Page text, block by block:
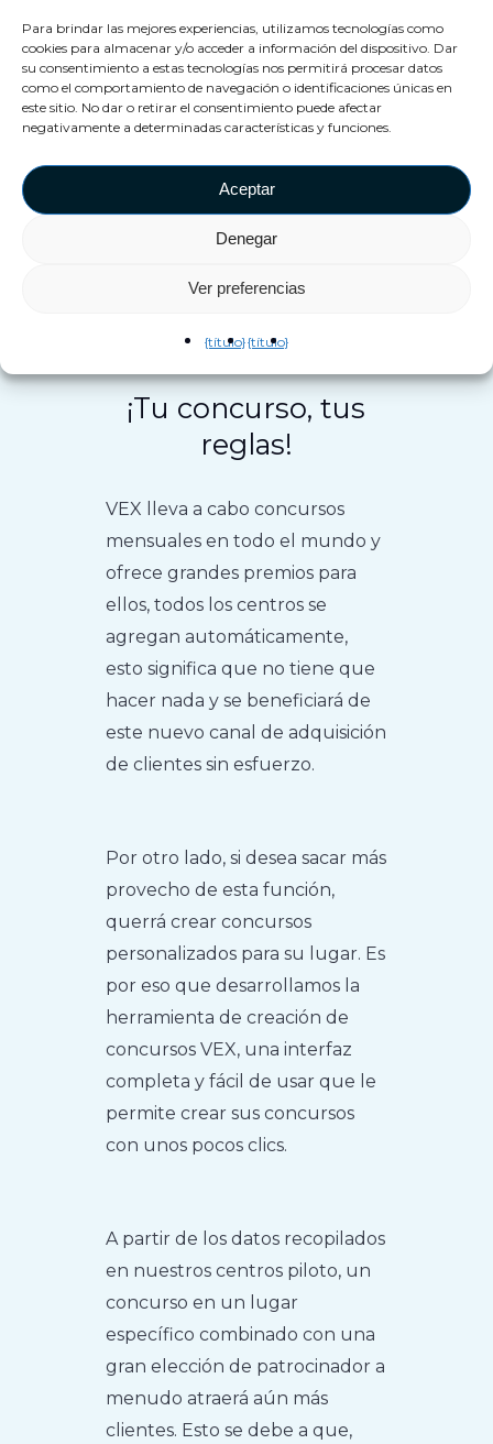
Para brindar las mejores experiencias, utilizamos tecnologías como
cookies para almacenar y/o acceder a información del dispositivo. Dar
su consentimiento a estas tecnologías nos permitirá procesar datos
como el comportamiento de navegación o identificaciones únicas en
este sitio. No dar o retirar el consentimiento puede afectar
negativamente a determinadas características y funciones.
Aceptar
Denegar
Ver preferencias
{título}{título}
información para futuras
campañas específicas.
¡Tu concurso, tus
reglas!
VEX lleva a cabo concursos
mensuales en todo el mundo y
ofrece grandes premios para
ellos, todos los centros se
agregan automáticamente,
esto significa que no tiene que
hacer nada y se beneficiará de
este nuevo canal de adquisición
de clientes sin esfuerzo.
Por otro lado, si desea sacar más
provecho de esta función,
querrá crear concursos
personalizados para su lugar. Es
por eso que desarrollamos la
herramienta de creación de
concursos VEX, una interfaz
completa y fácil de usar que le
permite crear sus concursos
con unos pocos clics.
A partir de los datos recopilados
en nuestros centros piloto, un
concurso en un lugar
específico combinado con una
gran elección de patrocinador a
menudo atraerá aún más
clientes. Esto se debe a que,